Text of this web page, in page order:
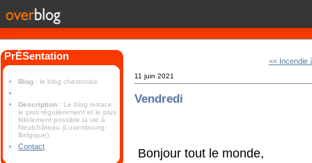
PrÉSentation
Blog : le blog chestrolais
Description : Le blog retrace
le plus régulièrement et le plus
fidèlement possible la vie à
Neufchâteau (Luxembourg-
Belgique).
Contact
<< Incendie
11 juin 2021
Vendredi
Bonjour tout le monde,